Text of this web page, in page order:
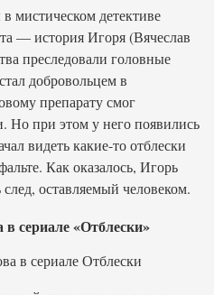
мистическом детективе
— история Игоря (Вячеслав
преследовали головные
добровольцем в
препарату смог
Но при этом у него появились
видеть какие-то отблески
Как оказалось, Игорь
оставляемый человеком.
сериале «Отблески»